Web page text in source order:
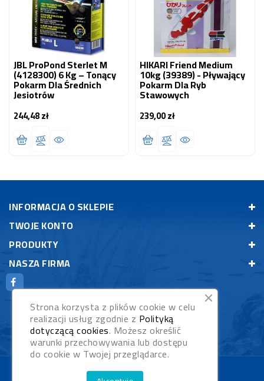
JBL ProPond Sterlet M
(4128300) 6 Kg – Tonący
Pokarm Dla Średnich
Jesiotrów
244,48 złCena
HIKARI Friend Medium
10kg (39389) - Pływający
Pokarm Dla Ryb
Stawowych
239,00 złCena
INFORMACJA O SKLEPIE
TWOJE KONTO
PRODUKTY
NASZA FIRMA
© 2026 - Rybypyszczaki.pl
Strona korzysta z plików cookie w celu
realizacji usług zgodnie z Polityką
dotyczącą cookies. Możesz określić
warunki przechowywania lub dostępu
do cookie w Twojej przeglądarce.